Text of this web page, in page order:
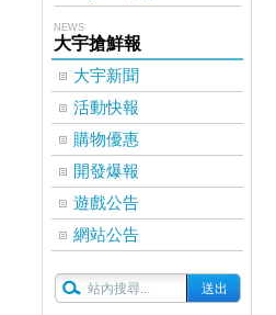
NEWS
大宇搶鮮報
大宇新聞
活動快報
購物優惠
開發爆報
遊戲公告
網站公告